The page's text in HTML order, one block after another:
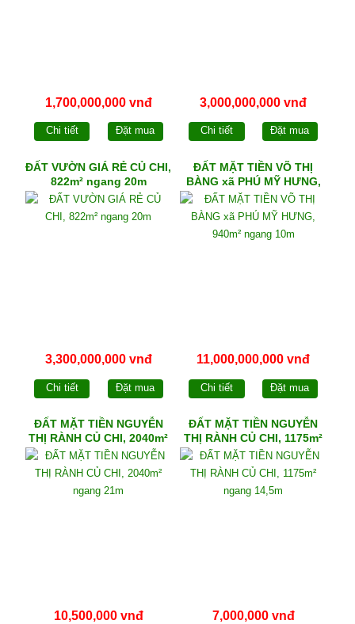
1,700,000,000 vnđ
Chi tiết Đặt mua
3,000,000,000 vnđ
Chi tiết Đặt mua
ĐẤT VƯỜN GIÁ RẺ CỦ CHI,
822m² ngang 20m
3,300,000,000 vnđ
Chi tiết Đặt mua
ĐẤT MẶT TIỀN VÕ THỊ
BÀNG xã PHÚ MỸ HƯNG,
940m² ngang 10m
11,000,000,000 vnđ
Chi tiết Đặt mua
ĐẤT MẶT TIỀN NGUYỄN
THỊ RÀNH CỦ CHI, 2040m²
ngang 21m
10,500,000 vnđ
ĐẤT MẶT TIỀN NGUYỄN
THỊ RÀNH CỦ CHI, 1175m²
ngang 14,5m
7,000,000 vnđ